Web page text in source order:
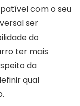
com o seu
ser
do
ter mais
da
qual